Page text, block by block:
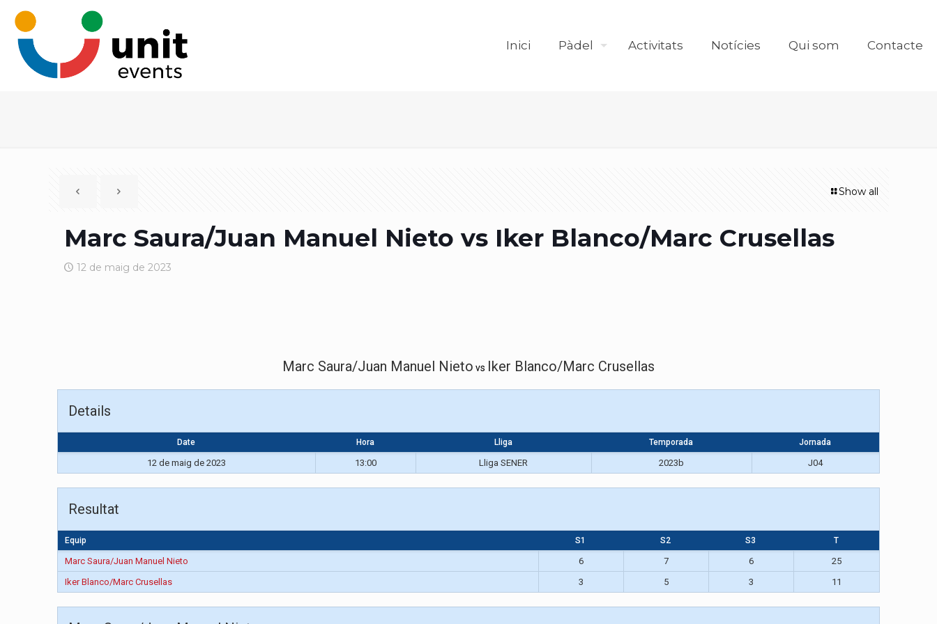
Inici Pàdel Activitats Notícies Qui som Contacte
Show all
Marc Saura/Juan Manuel Nieto vs Iker Blanco/Marc Crusellas
12 de maig de 2023
Marc Saura/Juan Manuel Nieto vs Iker Blanco/Marc Crusellas
Details
Date Hora Lliga Temporada Jornada
12 de maig de 2023 13:00 Lliga SENER 2023b J04
Resultat
Equip S1 S2 S3 T
Marc Saura/Juan Manuel Nieto 6 7 6
25
Iker Blanco/Marc Crusellas
3 5 3 11